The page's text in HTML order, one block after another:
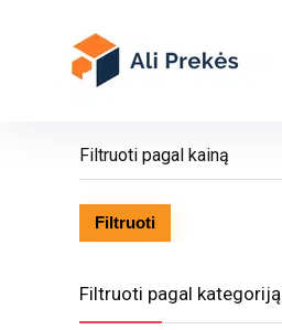
Filtruoti pagal kainą
Filtruoti
Filtruoti pagal kategoriją